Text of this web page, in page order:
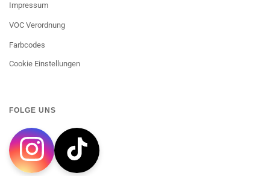
Impressum
VOC Verordnung
Farbcodes
Cookie Einstellungen
FOLGE UNS